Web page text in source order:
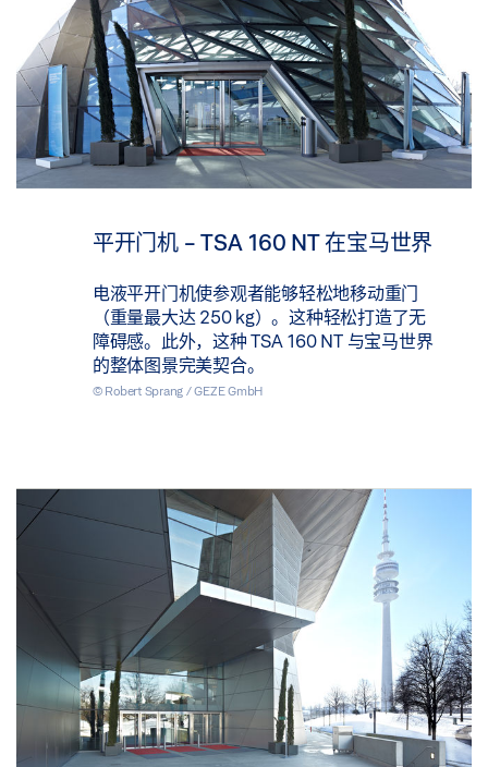
平开门机 - TSA 160 NT 在宝马世界
电液平开门机使参观者能够轻松地移动重门
（重量最大达 250 kg）。这种轻松打造了无
障碍感。此外，这种 TSA 160 NT 与宝马世界
的整体图景完美契合。
© Robert Sprang / GEZE GmbH